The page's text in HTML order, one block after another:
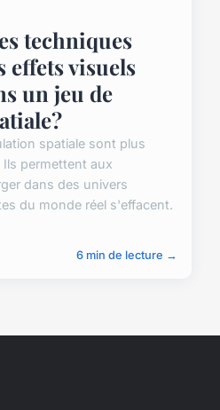
techniques
effets visuels
un jeu de
spatiale sont plus
permettent aux
dans des univers
du monde réel s'effacent.
6 min de lecture →